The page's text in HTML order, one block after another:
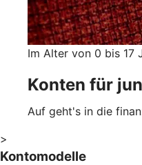
Im Alter von 0 bis 17
Konten für
Auf geht's in die
>
Kontomodelle